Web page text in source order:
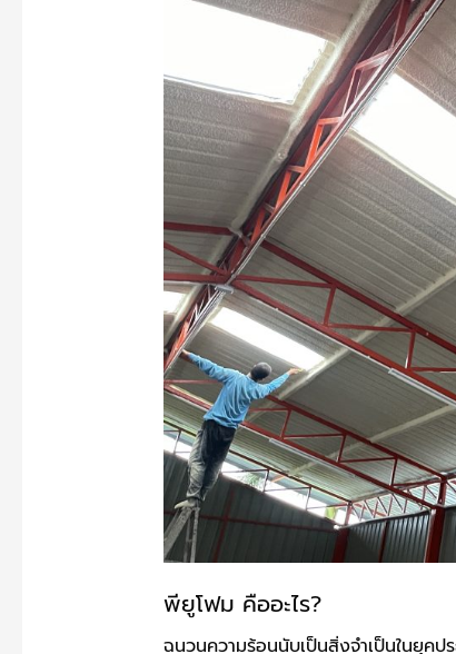
พียูโฟม คืออะไร?
ฉนวนความร้อนนับเป็นสิ่งจำเป็นในยุค